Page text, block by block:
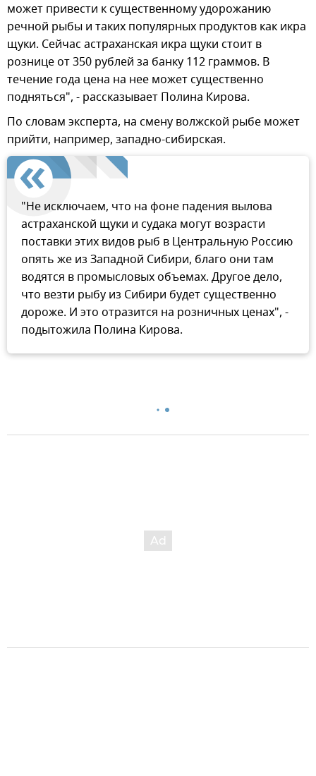
может привести к существенному удорожанию
речной рыбы и таких популярных продуктов как икра
щуки. Сейчас астраханская икра щуки стоит в
рознице от 350 рублей за банку 112 граммов. В
течение года цена на нее может существенно
подняться", - рассказывает Полина Кирова.
По словам эксперта, на смену волжской рыбе может
прийти, например, западно-сибирская.
"Не исключаем, что на фоне падения вылова
астраханской щуки и судака могут возрасти
поставки этих видов рыб в Центральную Россию
опять же из Западной Сибири, благо они там
водятся в промысловых объемах. Другое дело,
что везти рыбу из Сибири будет существенно
дороже. И это отразится на розничных ценах", -
подытожила Полина Кирова.